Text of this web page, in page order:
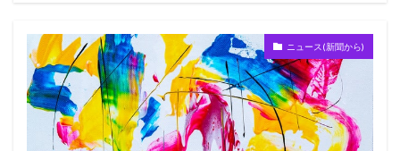
ニュース(新聞から)